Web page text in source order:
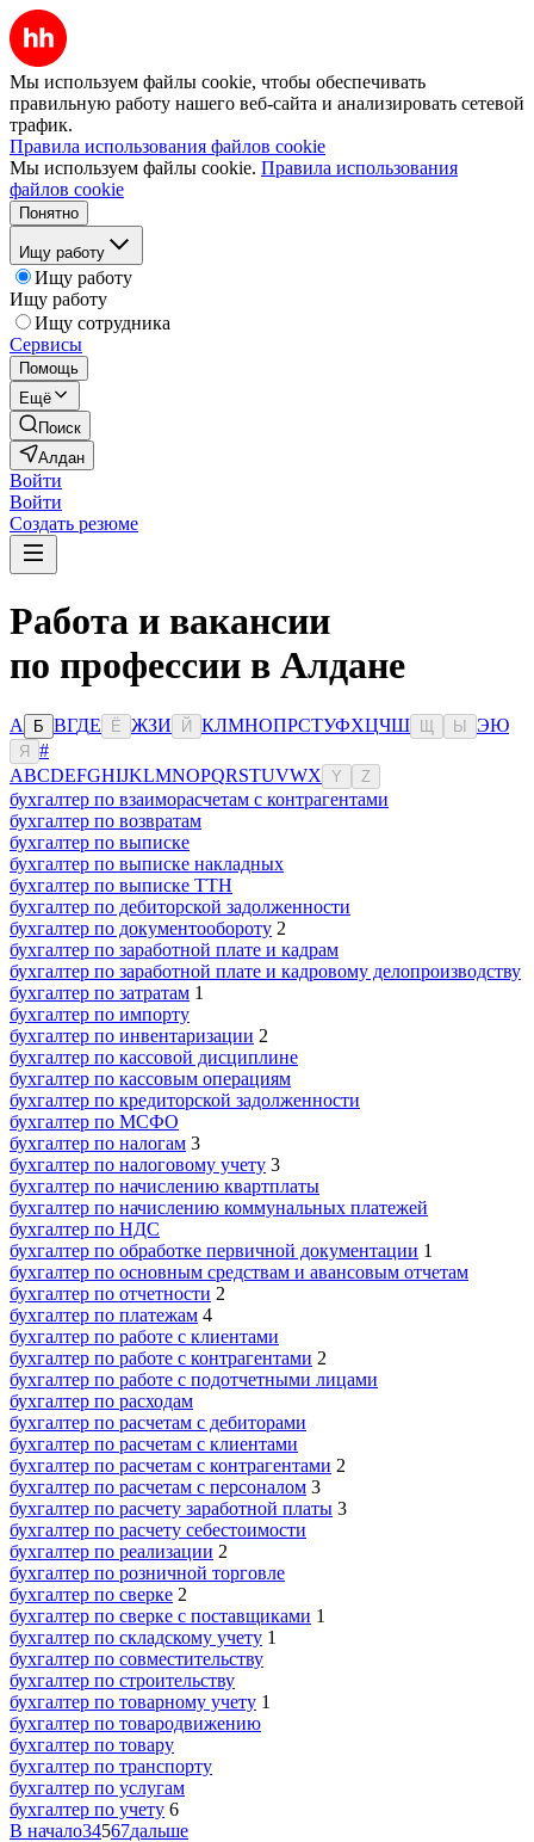
Мы используем файлы cookie, чтобы обеспечивать
правильную работу нашего веб-сайта и анализировать сетевой
трафик.
Правила использования файлов cookie
Мы используем файлы cookie. Правила использования
файлов cookie
Понятно
Ищу работу
Ищу работу
Ищу работу
Ищу сотрудника
Сервисы
Помощь
Ещё
Поиск
Алдан
Войти
Войти
Создать резюме
Работа и вакансии
по профессии в Алдане
А Б ВГДЕ Ё ЖЗИ Й КЛМНОПРСТУФХЦЧШ Ы ЭЮ
Я
#
ABCDEFGHIJKLMNOPQRSTUVWX Y Z
бухгалтер по взаиморасчетам с контрагентами
бухгалтер по возвратам
бухгалтер по выписке
бухгалтер по выписке накладных
бухгалтер по выписке ТТН
бухгалтер по дебиторской задолженности
бухгалтер по документообороту 2
бухгалтер по заработной плате и кадрам
бухгалтер по заработной плате и кадровому делопроизводству
бухгалтер по затратам 1
бухгалтер по импорту
бухгалтер по инвентаризации 2
бухгалтер по кассовой дисциплине
бухгалтер по кассовым операциям
бухгалтер по кредиторской задолженности
бухгалтер по МСФО
бухгалтер по налогам 3
бухгалтер по налоговому учету 3
бухгалтер по начислению квартплаты
бухгалтер по начислению коммунальных платежей
бухгалтер по НДС
бухгалтер по обработке первичной документации 1
бухгалтер по основным средствам и авансовым отчетам
бухгалтер по отчетности 2
бухгалтер по платежам 4
бухгалтер по работе с клиентами
бухгалтер по работе с контрагентами 2
бухгалтер по работе с подотчетными лицами
бухгалтер по расходам
бухгалтер по расчетам с дебиторами
бухгалтер по расчетам с клиентами
бухгалтер по расчетам с контрагентами 2
бухгалтер по расчетам с персоналом 3
бухгалтер по расчету заработной платы 3
бухгалтер по расчету себестоимости
бухгалтер по реализации 2
бухгалтер по розничной торговле
бухгалтер по сверке 2
бухгалтер по сверке с поставщиками 1
бухгалтер по складскому учету 1
бухгалтер по совместительству
бухгалтер по строительству
бухгалтер по товарному учету 1
бухгалтер по товародвижению
бухгалтер по товару
бухгалтер по транспорту
бухгалтер по услугам
бухгалтер по учету 6
В начало34567дальше